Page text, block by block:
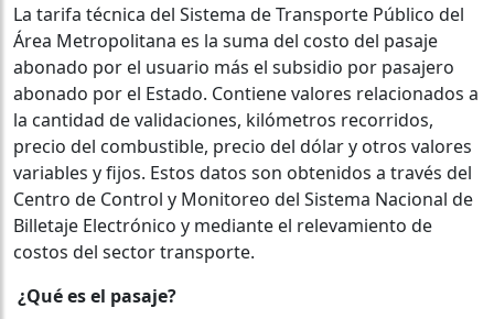
La tarifa técnica del Sistema de Transporte Público del
Área Metropolitana es la suma del costo del pasaje
abonado por el usuario más el subsidio por pasajero
abonado por el Estado. Contiene valores relacionados a
la cantidad de validaciones, kilómetros recorridos,
precio del combustible, precio del dólar y otros valores
variables y fijos. Estos datos son obtenidos a través del
Centro de Control y Monitoreo del Sistema Nacional de
Billetaje Electrónico y mediante el relevamiento de
costos del sector transporte.
¿Qué es el pasaje?